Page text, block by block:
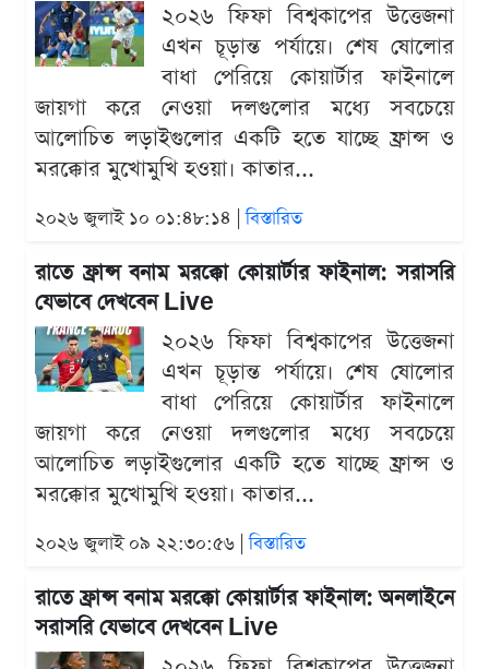
২০২৬ ফিফা বিশ্বকাপের উত্তেজনা
এখন চূড়ান্ত পর্যায়ে। শেষ ষোলোর
বাধা পেরিয়ে কোয়ার্টার ফাইনালে
জায়গা করে নেওয়া দলগুলোর মধ্যে সবচেয়ে
আলোচিত লড়াইগুলোর একটি হতে যাচ্ছে ফ্রান্স ও
মরক্কোর মুখোমুখি হওয়া। কাতার...
২০২৬ জুলাই ১০ ০১:৪৮:১৪ |বিস্তারিত
রাতে ফ্রান্স বনাম মরক্কো কোয়ার্টার ফাইনাল: সরাসরি
যেভাবে দেখবেন Live
২০২৬ ফিফা বিশ্বকাপের উত্তেজনা
এখন চূড়ান্ত পর্যায়ে। শেষ ষোলোর
বাধা পেরিয়ে কোয়ার্টার ফাইনালে
জায়গা করে নেওয়া দলগুলোর মধ্যে সবচেয়ে
আলোচিত লড়াইগুলোর একটি হতে যাচ্ছে ফ্রান্স ও
মরক্কোর মুখোমুখি হওয়া। কাতার...
২০২৬ জুলাই ০৯ ২২:৩০:৫৬ |বিস্তারিত
রাতে ফ্রান্স বনাম মরক্কো কোয়ার্টার ফাইনাল: অনলাইনে
সরাসরি যেভাবে দেখবেন Live